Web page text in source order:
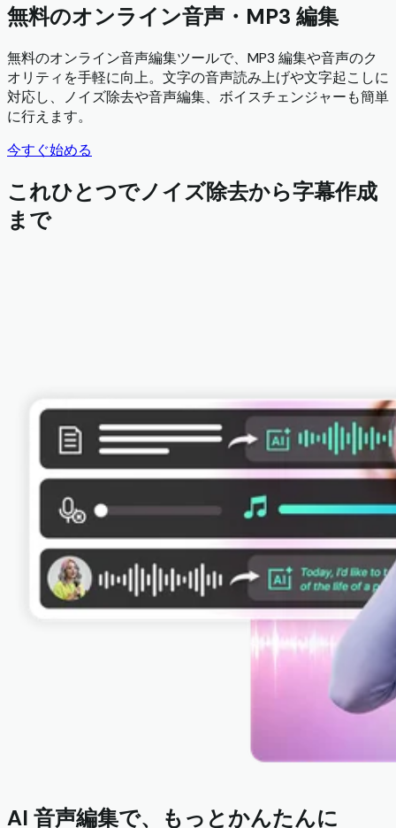
無料のオンライン音声・MP3 編集
無料のオンライン音声編集ツールで、MP3 編集や音声のク
オリティを手軽に向上。文字の音声読み上げや文字起こしに
対応し、ノイズ除去や音声編集、ボイスチェンジャーも簡単
に行えます。
今すぐ始める
これひとつでノイズ除去から字幕作成
まで
AI 音声編集で、もっとかんたんに